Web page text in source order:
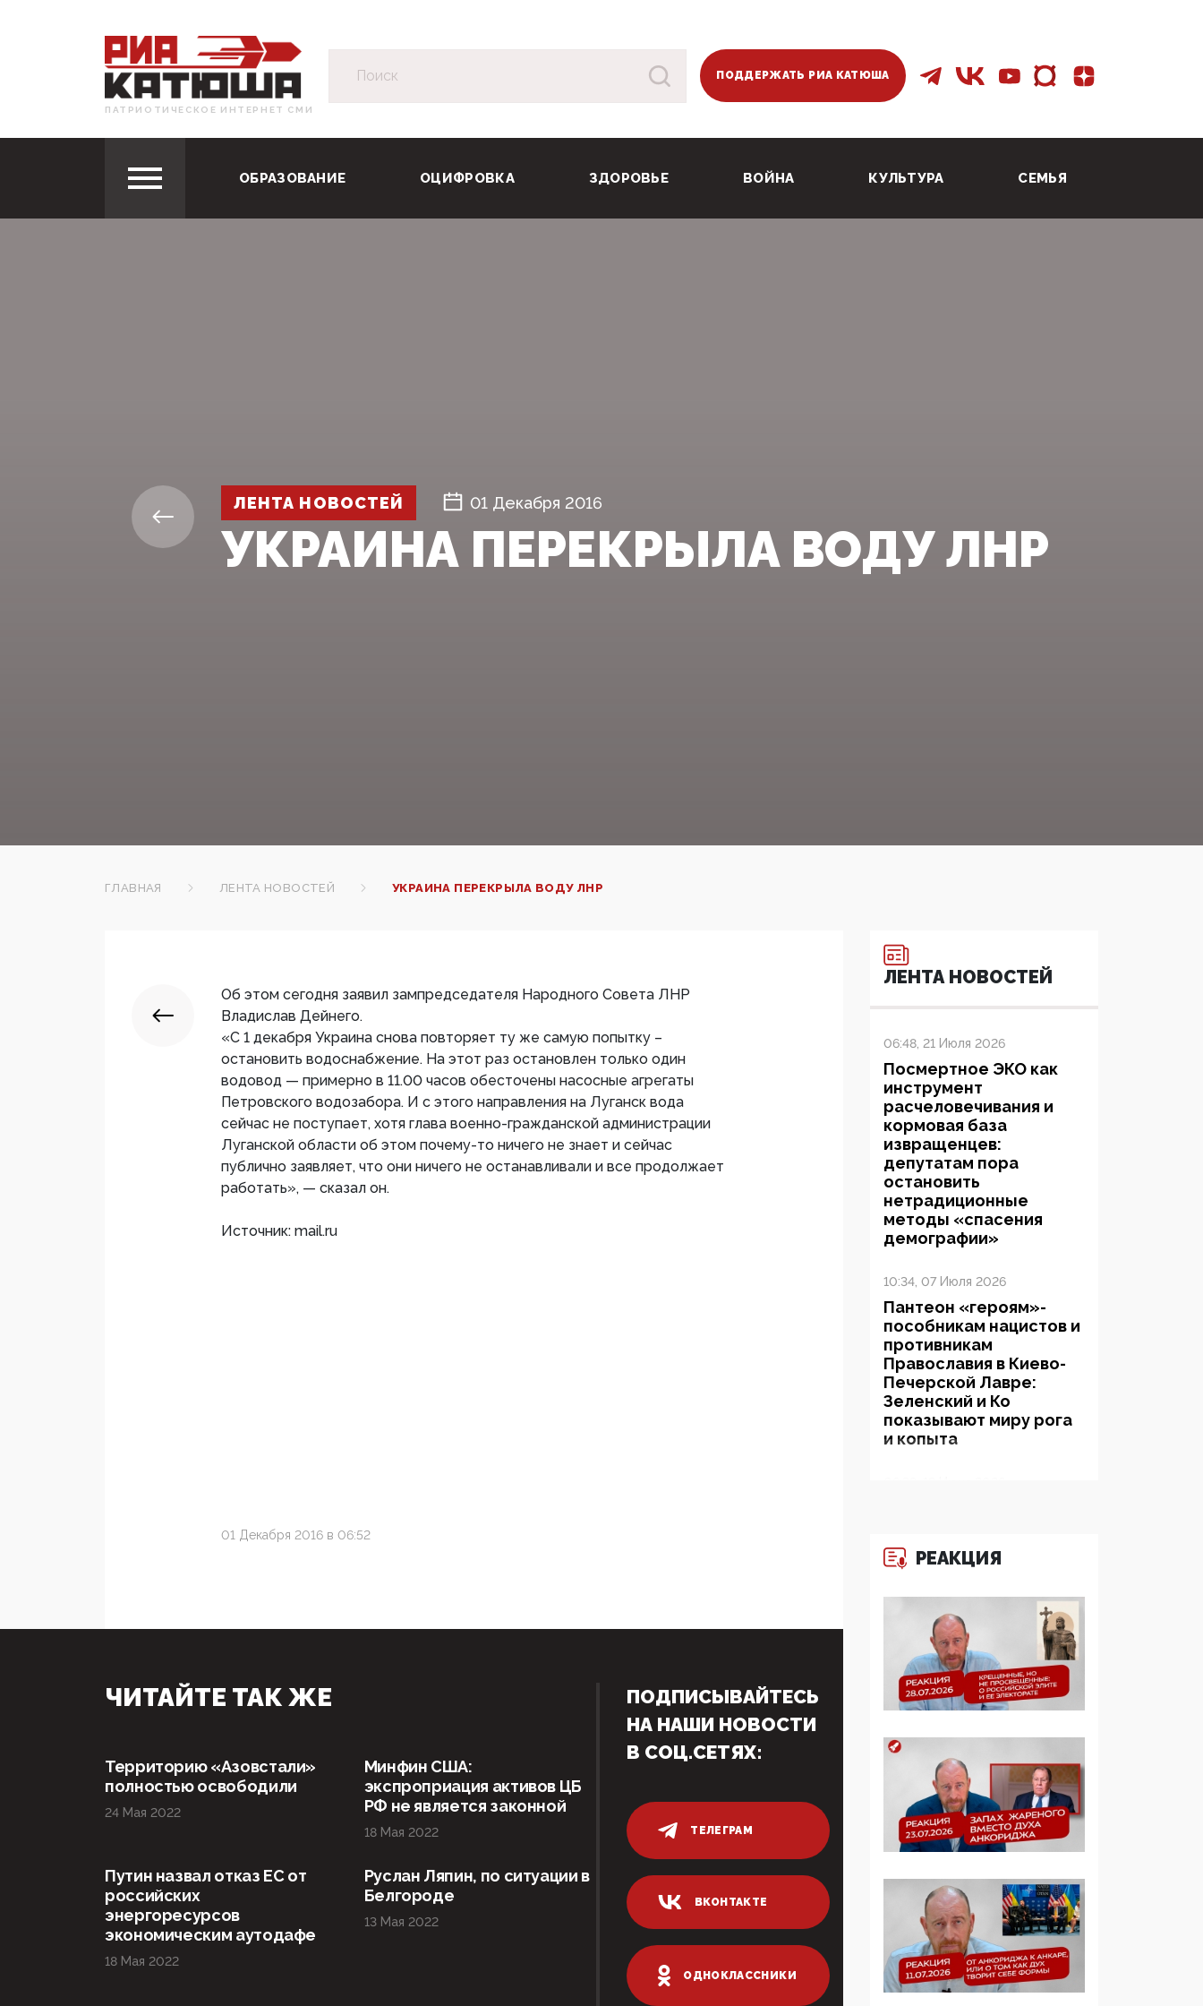
ПАТРИОТИЧЕСКОЕ ИНТЕРНЕТ СМИ
ПОДДЕРЖАТЬ РИА КАТЮША
ОБРАЗОВАНИЕ ОЦИФРОВКА ЗДОРОВЬЕ ВОЙНА КУЛЬТУРА СЕМЬЯ
ЛЕНТА НОВОСТЕЙ 01 Декабря 2016
УКРАИНА ПЕРЕКРЫЛА ВОДУ ЛНР
ГЛАВНАЯ ЛЕНТА НОВОСТЕЙ УКРАИНА ПЕРЕКРЫЛА ВОДУ ЛНР
Об этом сегодня заявил зампредседателя Народного Совета ЛНР
Владислав Дейнего.
«С 1 декабря Украина снова повторяет ту же самую попытку –
остановить водоснабжение. На этот раз остановлен только один
водовод — примерно в 11.00 часов обесточены насосные агрегаты
Петровского водозабора. И с этого направления на Луганск вода
сейчас не поступает, хотя глава военно-гражданской администрации
Луганской области об этом почему-то ничего не знает и сейчас
публично заявляет, что они ничего не останавливали и все продолжает
работать», — сказал он.
Источник: mail.ru
01 Декабря 2016 в 06:52
ЛЕНТА НОВОСТЕЙ
06:48, 21 Июля 2026
Посмертное ЭКО как
инструмент
расчеловечивания и
кормовая база
извращенцев:
депутатам пора
остановить
нетрадиционные
методы «спасения
демографии»
10:34, 07 Июля 2026
Пантеон «героям»-
пособникам нацистов и
противникам
Православия в Киево-
Печерской Лавре:
Зеленский и Ко
показывают миру рога
и копыта
шокирующее: платные
опекуны получают из
больше, чем кровные
многодетные семьи
05:00, 13 Июня 2026
Разбор учебника
Обществознания под
суверенитет,
традиционные
ценности и немного
двоемыслия
11:53, 09 Июня 2026
увидела
экстремистскую
деятельность ИИТО
ЮНЕСКО в России, но
цифроглобалисты
продолжают
РЕАКЦИЯ
ЧИТАЙТЕ ТАК ЖЕ
Территорию «Азовстали»
полностью освободили
24 Мая 2022
Минфин США:
экспроприация активов ЦБ
РФ не является законной
18 Мая 2022
Путин назвал отказ ЕС от
российских
энергоресурсов
экономическим аутодафе
18 Мая 2022
Руслан Ляпин, по ситуации в
Белгороде
13 Мая 2022
ПОДПИСЫВАЙТЕСЬ
НА НАШИ НОВОСТИ
В СОЦ.СЕТЯХ:
ТЕЛЕГРАМ
ВКОНТАКТЕ
ОДНОКЛАССНИКИ